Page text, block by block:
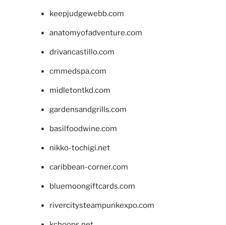
keepjudgewebb.com
anatomyofadventure.com
drivancastillo.com
cmmedspa.com
midletontkd.com
gardensandgrills.com
basilfoodwine.com
nikko-tochigi.net
caribbean-corner.com
bluemoongiftcards.com
rivercitysteampunkexpo.com